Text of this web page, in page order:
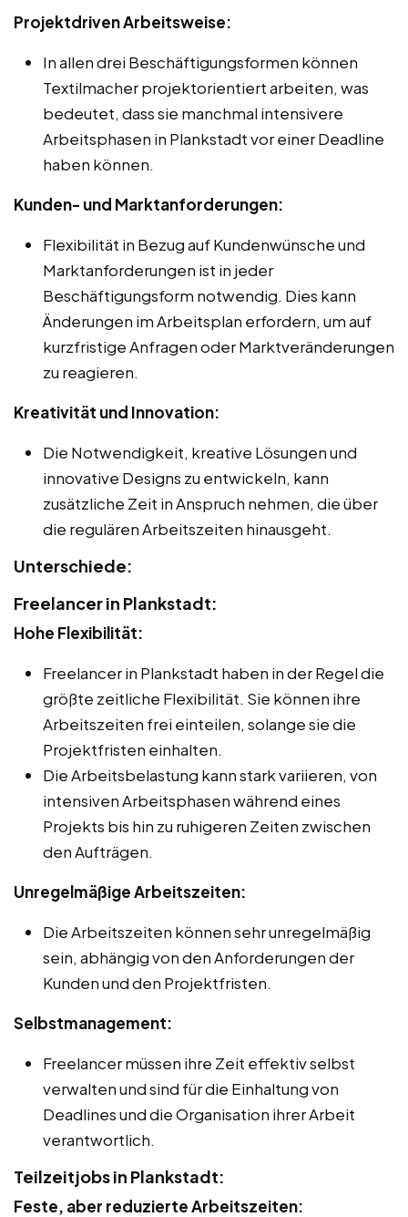
Projektdriven Arbeitsweise:
In allen drei Beschäftigungsformen können
Textilmacher projektorientiert arbeiten, was
bedeutet, dass sie manchmal intensivere
Arbeitsphasen in Plankstadt vor einer Deadline
haben können.
Kunden- und Marktanforderungen:
Flexibilität in Bezug auf Kundenwünsche und
Marktanforderungen ist in jeder
Beschäftigungsform notwendig. Dies kann
Änderungen im Arbeitsplan erfordern, um auf
kurzfristige Anfragen oder Marktveränderungen
zu reagieren.
Kreativität und Innovation:
Die Notwendigkeit, kreative Lösungen und
innovative Designs zu entwickeln, kann
zusätzliche Zeit in Anspruch nehmen, die über
die regulären Arbeitszeiten hinausgeht.
Unterschiede:
Freelancer in Plankstadt:
Hohe Flexibilität:
Freelancer in Plankstadt haben in der Regel die
größte zeitliche Flexibilität. Sie können ihre
Arbeitszeiten frei einteilen, solange sie die
Projektfristen einhalten.
Die Arbeitsbelastung kann stark variieren, von
intensiven Arbeitsphasen während eines
Projekts bis hin zu ruhigeren Zeiten zwischen
den Aufträgen.
Unregelmäßige Arbeitszeiten:
Die Arbeitszeiten können sehr unregelmäßig
sein, abhängig von den Anforderungen der
Kunden und den Projektfristen.
Selbstmanagement:
Freelancer müssen ihre Zeit effektiv selbst
verwalten und sind für die Einhaltung von
Deadlines und die Organisation ihrer Arbeit
verantwortlich.
Teilzeitjobs in Plankstadt:
Feste, aber reduzierte Arbeitszeiten: